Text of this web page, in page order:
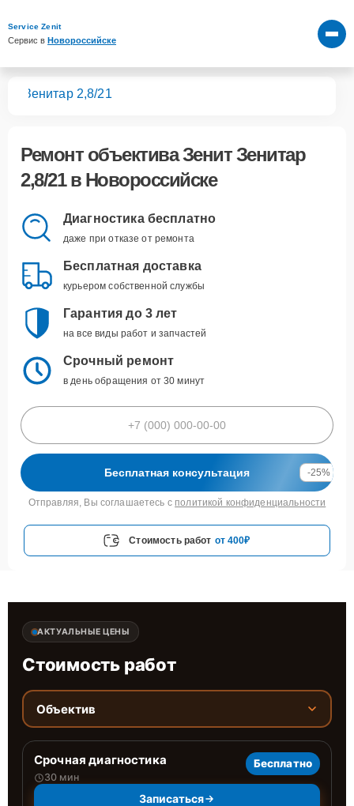
Service Zenit
Сервис в Новороссийске
Зенитар 2,8/21
Ремонт объектива Зенит Зенитар
2,8/21в Новороссийске
Диагностика бесплатно
даже при отказе от ремонта
Бесплатная доставка
курьером собственной службы
Гарантия до 3 лет
на все виды работ и запчастей
Срочный ремонт
в день обращения от 30 минут
Бесплатная консультация -25%
Отправляя, Вы соглашаетесь с политикой конфиденциальности
Стоимость работ от 400₽
АКТУАЛЬНЫЕ ЦЕНЫ
Стоимость работ
Объектив
Срочная диагностика
30 мин
Бесплатно
Записаться